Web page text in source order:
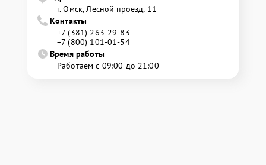
г. Омск, ​Лесной проезд, 11
Контакты
+7 (381) 263-29-83
+7 (800) 101-01-54
Время работы
Работаем с 09:00 до 21:00